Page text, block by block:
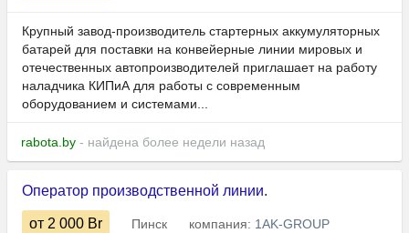
Крупный завод-производитель стартерных аккумуляторных
батарей для поставки на конвейерные линии мировых и
отечественных автопроизводителей приглашает на работу
наладчика КИПиА для работы с современным
оборудованием и системами...
rabota.by - найдена более недели назад
Оператор производственной линии.
от 2 000 Br Пинск компания: 1AK-GROUP